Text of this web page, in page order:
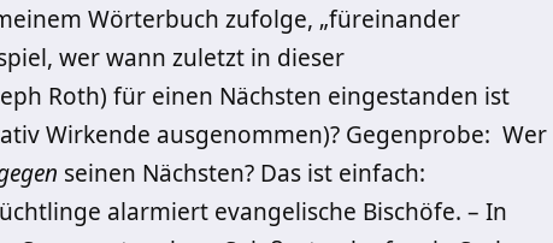
Wörterbuch zufolge, „füreinander
wer wann zuletzt in dieser
Roth) für einen Nächsten eingestanden ist
Wirkende ausgenommen)? Gegenprobe: Wer
seinen Nächsten? Das ist einfach:
alarmiert evangelische Bischöfe. – In